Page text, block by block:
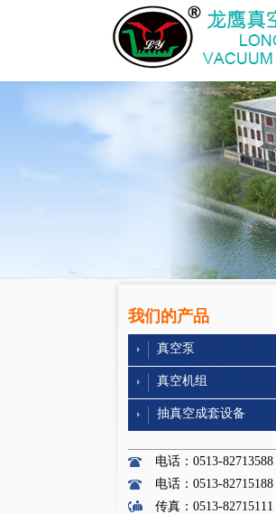
我们的产品
真空泵
真空机组
抽真空成套设备
电话：0513-82713588
电话：0513-82715188
传真：0513-82715111